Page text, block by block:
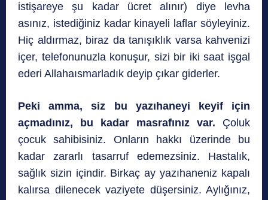
istişareye şu kadar ücret alınır) diye levha
asınız, istediğiniz kadar kinayeli laflar söyleyiniz.
Hiç aldırmaz, biraz da tanışıklık varsa kahvenizi
içer, telefonunuzla konuşur, sizi bir iki saat işgal
ederi Allahaısmarladık deyip çıkar giderler.
Peki amma, siz bu yazıhaneyi keyif için
açmadınız, bu kadar masrafınız var. Çoluk
çocuk sahibisiniz. Onların hakkı üzerinde bu
kadar zararlı tasarruf edemezsiniz. Hastalık,
sağlık sizin içindir. Birkaç ay yazıhaneniz kapalı
kalırsa dilenecek vaziyete düşersiniz. Aylığınız,